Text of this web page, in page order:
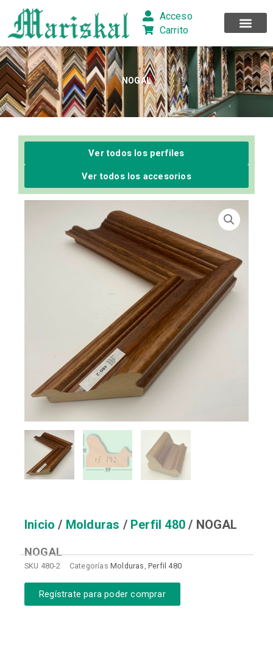
contenido
Acceso
Carrito
NOGAL
Ver todos los perfiles
Ver todos los accesorios
Inicio / Molduras / Perfil 480 / NOGAL
NOGAL
SKU 480-2 Categorías Molduras ,Perfil 480
Regístrate para poder comprar